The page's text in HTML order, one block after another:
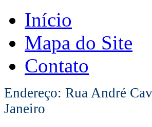
Início
Mapa do Site
Contato
Endereço: Rua André
Janeiro